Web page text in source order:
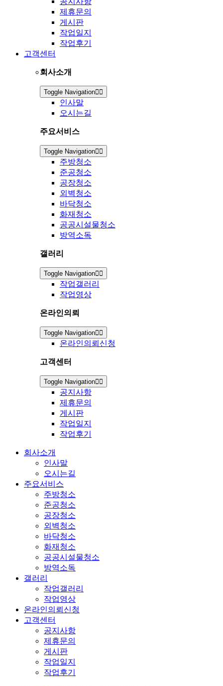
제휴문의
게시판
작업일지
작업후기
고객센터
회사소개
Toggle Navigation
인사말
오시는길
주요서비스
Toggle Navigation
주방청소
준공청소
공장청소
외벽청소
바닥청소
화재청소
공공시설물청소
방역소독
갤러리
Toggle Navigation
작업갤러리
작업영상
온라인의뢰
Toggle Navigation
온라인의뢰신청
고객센터
Toggle Navigation
공지사항
제휴문의
게시판
작업일지
작업후기
회사소개
인사말
오시는길
주요서비스
주방청소
준공청소
공장청소
외벽청소
바닥청소
화재청소
공공시설물청소
방역소독
갤러리
작업갤러리
작업영상
온라인의뢰신청
고객센터
공지사항
제휴문의
게시판
작업일지
작업후기